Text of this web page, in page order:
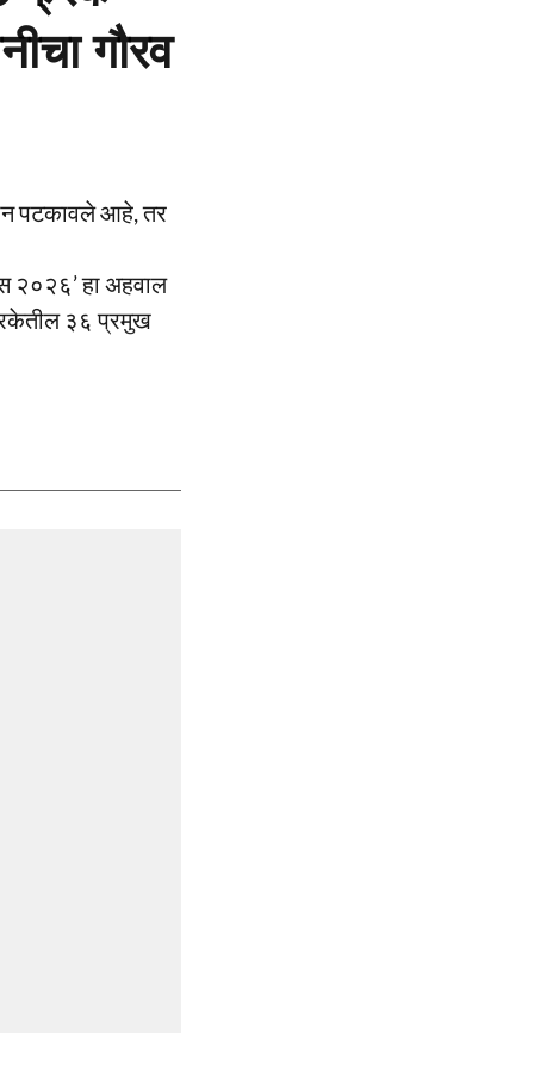
गौरव
पटकावले आहे, तर
२०२६’ हा अहवाल
३६ प्रमुख